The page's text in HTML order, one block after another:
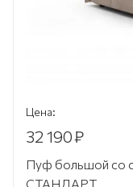
Цена:
32 190₽
Пуф большой со
СТАНДАРТ